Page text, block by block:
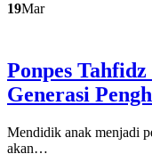
19Mar
Ponpes
Generasi
Mendidik anak menjadi
akan…